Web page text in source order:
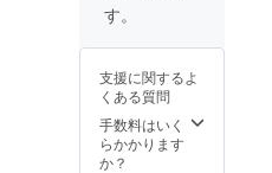
す。
支援に関するよ
くある質問
手数料はいく
らかかります
か？